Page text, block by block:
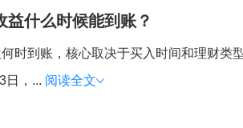
什么时候能到账？
时到账，核心取决于买入时间和理财类
日，... 阅读全文